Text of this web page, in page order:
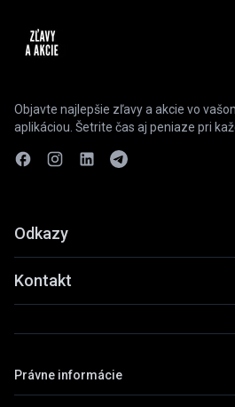
Objavte najlepšie zľavy a akcie vo
aplikáciou. Šetrite čas aj peniaze pri
Odkazy
Funkcie
Ukážky
Stiahnuť
Kontakt
Praha, Česká republika
Právne informácie